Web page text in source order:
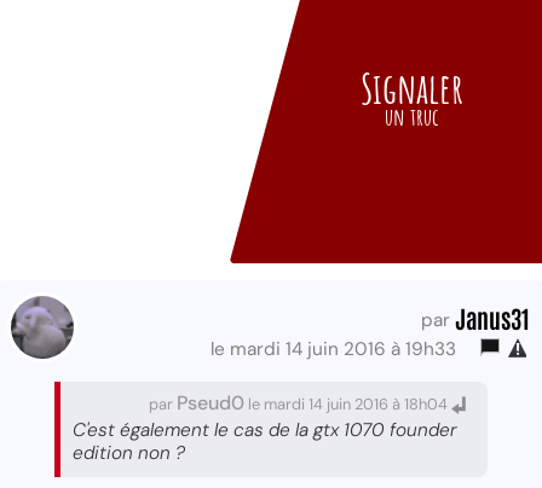
Signaler
un truc
par Janus31
le mardi 14 juin 2016 à 19h33
par Pseud0 le mardi 14 juin 2016 à 18h04
C'est également le cas de la gtx 1070 founder
edition non ?